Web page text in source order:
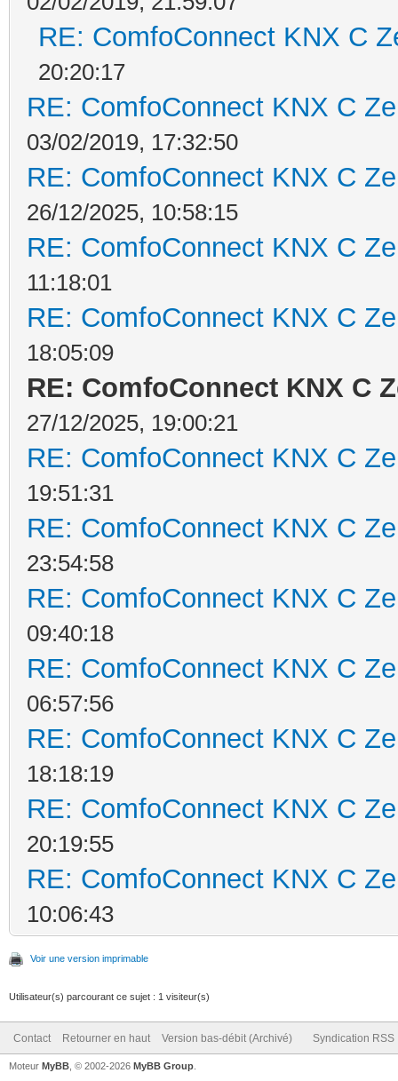
RE: ComfoConnect KNX C
20:20:17
RE: ComfoConnect KNX C
03/02/2019, 17:32:50
RE: ComfoConnect KNX C
26/12/2025, 10:58:15
RE: ComfoConnect KNX C
11:18:01
RE: ComfoConnect KNX C
18:05:09
RE: ComfoConnect KNX C
27/12/2025, 19:00:21
RE: ComfoConnect KNX C
19:51:31
RE: ComfoConnect KNX C
23:54:58
RE: ComfoConnect KNX C
09:40:18
RE: ComfoConnect KNX C
06:57:56
RE: ComfoConnect KNX C
18:18:19
RE: ComfoConnect KNX C
20:19:55
RE: ComfoConnect KNX C
10:06:43
Voir une version imprimable
Utilisateur(s) parcourant ce sujet : 1 visiteur(s)
Contact Retourner en haut Version bas-débit (Archivé) Syndication RSS
Moteur MyBB , © 2002-2026 MyBB Group